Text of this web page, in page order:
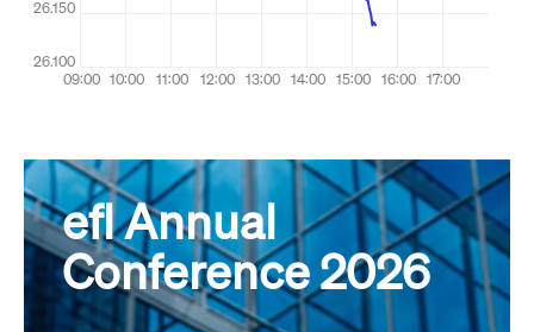
efl Annual
Conference 2026